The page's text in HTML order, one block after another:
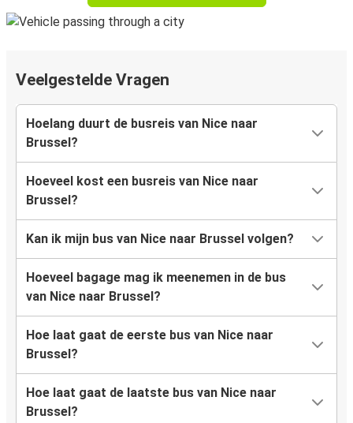
Veelgestelde Vragen
Hoelang duurt de busreis van Nice naar
Brussel?
Hoeveel kost een busreis van Nice naar
Brussel?
Kan ik mijn bus van Nice naar Brussel volgen?
Hoeveel bagage mag ik meenemen in de bus
van Nice naar Brussel?
Hoe laat gaat de eerste bus van Nice naar
Brussel?
Hoe laat gaat de laatste bus van Nice naar
Brussel?